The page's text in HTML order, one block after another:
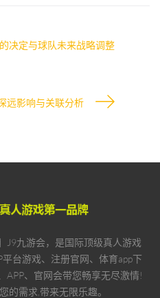
决定与球队未来战略调整
远影响与关联分析
J9九游会，是国际顶级真人游戏
台游戏、注册官网、体育app下
APP、官网会带您畅享无尽激情!
的需求,带来无限乐趣。